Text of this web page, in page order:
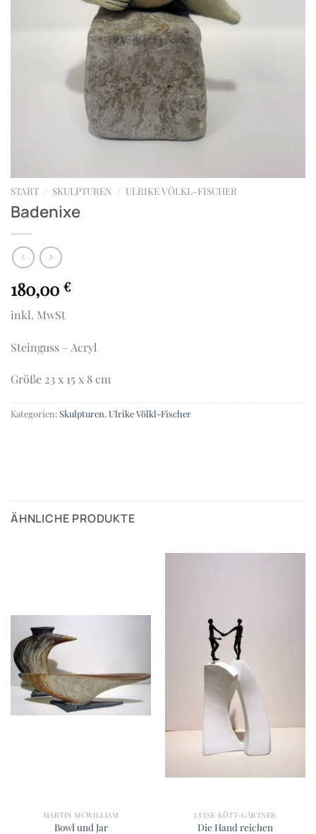
START / SKULPTUREN / ULRIKE VÖLKL-FISCHER
Badenixe
180,00 €
inkl. MwSt
Steinguss – Acryl
Größe 23 x 15 x 8 cm
Kategorien:Skulpturen, Ulrike Völkl-Fischer
ÄHNLICHE PRODUKTE
MARTIN MCWILLIAM
Bowl und Jar
LUISE KÖTT-GÄRTNER
Die Hand reichen